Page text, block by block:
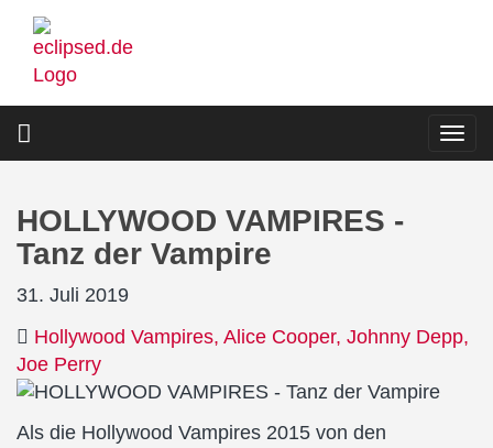
Direkt
zum
Inhalt
HOLLYWOOD VAMPIRES -
Tanz der Vampire
31. Juli 2019
Hollywood Vampires Alice Cooper Johnny Depp
Joe Perry
Als die Hollywood Vampires 2015 von den